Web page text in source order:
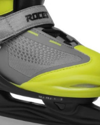
ROCES Moody Ice Boy
90.00€ 75.00€
nastaviteľné. EES Easy
Laces Memor..